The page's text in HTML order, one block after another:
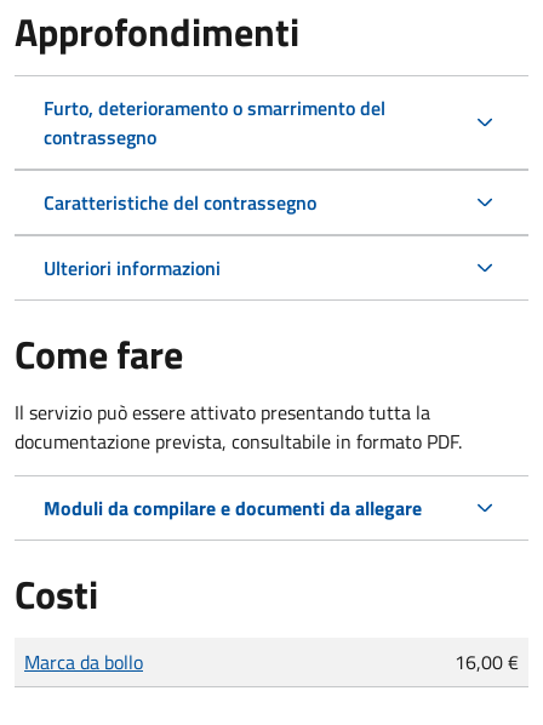
Approfondimenti
Furto, deterioramento o smarrimento del
contrassegno
Caratteristiche del contrassegno
Ulteriori informazioni
Come fare
Il servizio può essere attivato presentando tutta la
documentazione prevista, consultabile in formato PDF.
Moduli da compilare e documenti da allegare
Costi
Tipo di pagamento
Importo
Marca da bollo 16,00 €